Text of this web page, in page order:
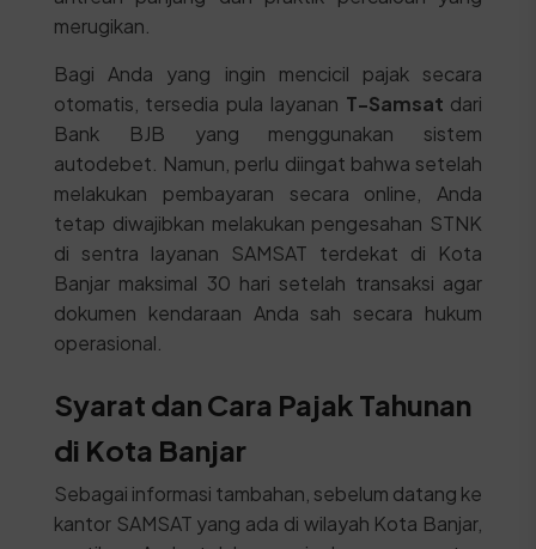
merugikan.
Bagi Anda yang ingin mencicil pajak secara
otomatis, tersedia pula layanan T-Samsat dari
Bank BJB yang menggunakan sistem
autodebet. Namun, perlu diingat bahwa setelah
melakukan pembayaran secara online, Anda
tetap diwajibkan melakukan pengesahan STNK
di sentra layanan SAMSAT terdekat di Kota
Banjar maksimal 30 hari setelah transaksi agar
dokumen kendaraan Anda sah secara hukum
operasional.
Syarat dan Cara Pajak Tahunan
di Kota Banjar
Sebagai informasi tambahan, sebelum datang ke
kantor SAMSAT yang ada di wilayah Kota Banjar,